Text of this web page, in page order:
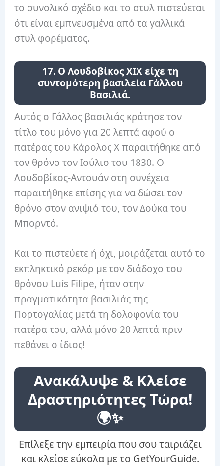
το συνολικό σχέδιο και το στυλ πιστεύεται
ότι είναι εμπνευσμένα από τα γαλλικά
στυλ φορέματος.
17. Ο Λουδοβίκος XIX είχε τη
συντομότερη βασιλεία Γάλλου
Βασιλιά.
Αυτός ο Γάλλος βασιλιάς κράτησε τον
τίτλο του μόνο για 20 λεπτά αφού ο
πατέρας του Κάρολος Χ παραιτήθηκε από
τον θρόνο τον Ιούλιο του 1830. Ο
Λουδοβίκος-Αντουάν στη συνέχεια
παραιτήθηκε επίσης για να δώσει τον
θρόνο στον ανιψιό του, τον Δούκα του
Μπορντό.
Και το πιστεύετε ή όχι, μοιράζεται αυτό το
εκπληκτικό ρεκόρ με τον διάδοχο του
θρόνου Luís Filipe, ήταν στην
πραγματικότητα βασιλιάς της
Πορτογαλίας μετά τη δολοφονία του
πατέρα του, αλλά μόνο 20 λεπτά πριν
πεθάνει ο ίδιος!
Ανακάλυψε & Κλείσε
Δραστηριότητες Τώρα!
🌍✨
Επίλεξε την εμπειρία που σου ταιριάζει
και κλείσε εύκολα με το GetYourGuide.